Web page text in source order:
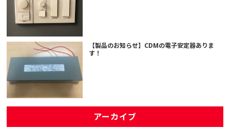
【製品のお知らせ】CDMの電子安定器ありま
す！
アーカイブ